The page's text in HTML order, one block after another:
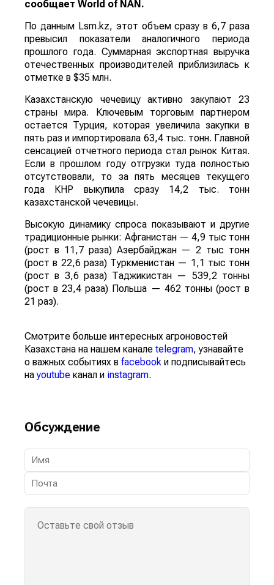
сообщает World of NAN .
По данным Lsm.kz, этот объем сразу в 6,7 раза
превысил показатели аналогичного периода
прошлого года. Суммарная экспортная выручка
отечественных производителей приблизилась к
отметке в $35 млн.
Казахстанскую чечевицу активно закупают 23
страны мира. Ключевым торговым партнером
остается Турция, которая увеличила закупки в
пять раз и импортировала 63,4 тыс. тонн. Главной
сенсацией отчетного периода стал рынок Китая.
Если в прошлом году отгрузки туда полностью
отсутствовали, то за пять месяцев текущего
года КНР выкупила сразу 14,2 тыс. тонн
казахстанской чечевицы.
Высокую динамику спроса показывают и другие
традиционные рынки: Афганистан — 4,9 тыс тонн
(рост в 11,7 раза) Азербайджан — 2 тыс тонн
(рост в 22,6 раза) Туркменистан — 1,1 тыс тонн
(рост в 3,6 раза) Таджикистан — 539,2 тонны
(рост в 23,4 раза) Польша — 462 тонны (рост в
21 раз).
Смотрите больше интересных агроновостей
Казахстана на нашем канале telegram, узнавайте
о важных событиях в facebook и подписывайтесь
наyoutube канал и instagram.
Обсуждение